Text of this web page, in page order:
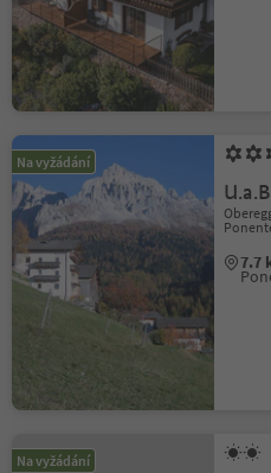
Na vyžádání
7.7
Na vyžádání